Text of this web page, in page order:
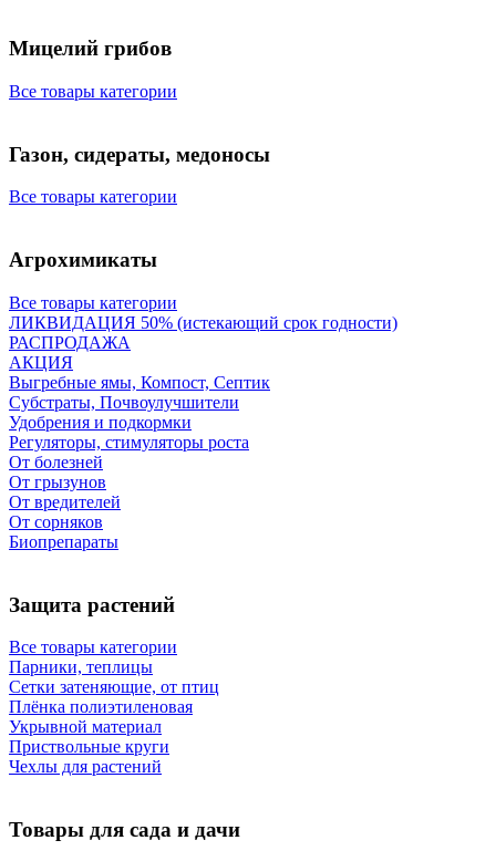
Мицелий грибов
Все товары категории
Газон, сидераты, медоносы
Все товары категории
Агрохимикаты
Все товары категории
ЛИКВИДАЦИЯ 50% (истекающий срок годности)
РАСПРОДАЖА
АКЦИЯ
Выгребные ямы, Компост, Септик
Субстраты, Почвоулучшители
Удобрения и подкормки
Регуляторы, стимуляторы роста
От болезней
От грызунов
От вредителей
От сорняков
Биопрепараты
Защита растений
Все товары категории
Парники, теплицы
Сетки затеняющие, от птиц
Плёнка полиэтиленовая
Укрывной материал
Приствольные круги
Чехлы для растений
Товары для сада и дачи